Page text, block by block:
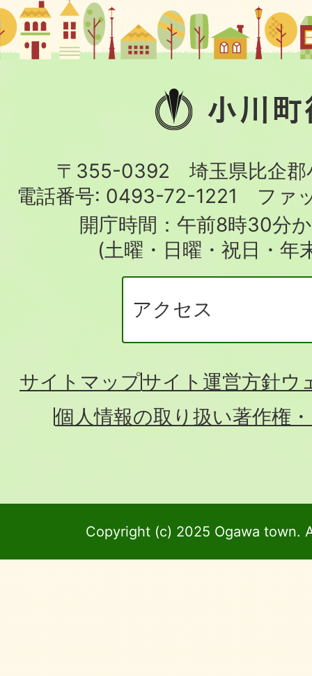
小
川
役
場
〒355-0392 埼玉県比企郡
電話番号: 0493-72-1221
ファ
開庁時間：午前8時30分
(土曜・日曜・祝日・年
アクセス
サイトマップサイト運営方針ウ
個人情報の取り扱い著作権
Copyright (c) 2025 Ogawa town.